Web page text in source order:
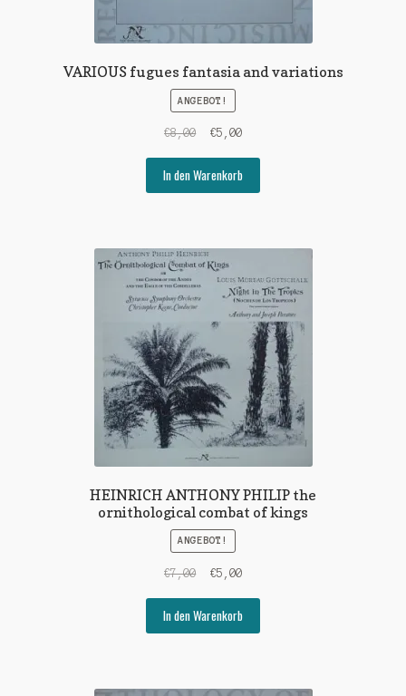
VARIOUS fugues fantasia and variations
ANGEBOT!
€8,00
Ursprünglicher
war:
€8,00
€5,00Aktueller
ist:
€5,00.
In den Warenkorb
HEINRICH ANTHONY PHILIP the
ornithological combat of kings
ANGEBOT!
€7,00
Ursprünglicher
war:
€7,00
€5,00Aktueller
ist:
€5,00.
In den Warenkorb